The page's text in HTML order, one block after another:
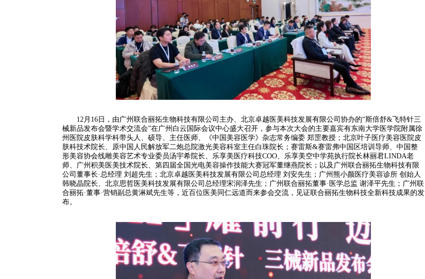
12月16日，由广州联合丽拓生物科技有限公司主办、北京卓越医美科技发展有限公司协办的“斯倍舒&飞特针三
械新品发布会暨学术交流会”在广州白云国际会议中心盛大召开，参与本次大会的主要嘉宾有东南大学医学院附属徐
州医院皮肤科学科带头人、硕导、主任医师、《中国美容医学》杂志常务编委 郑罡教授；北京叶子医疗美容医院皮
肤科技术院长、原中国人民解放军二炮总院激光美容科室主任白珠院长；赛雷斯&赛雷弗中国区培训导师、中国整
形美容协会线雕美容艺术专业委员汤宇希院长、乐享美医疗科技COO、乐享美空中学苑执行院长林丽君LINDA老
师、广州积美医美技术院长、第四届全国光电美容操作技能大赛冠军董继燕院长；以及广州联合丽拓生物科技有限
公司董事长·总经理 刘超先生；北京卓越医美科技发展有限公司总经理 刘安先生；广州熊小颜医疗美容诊所 创始人
韩晓晶院长、北京思哲医美科技发展有限公司总经理宋润泽先生；广州联合丽拓董事·医学总监 谢泽平先生；广州联
合丽拓·董事·营销副总黄淋斌先生等，近百位医美同仁远道而来参会交流，见证联合丽拓生物科技全新科技成果的发
布。